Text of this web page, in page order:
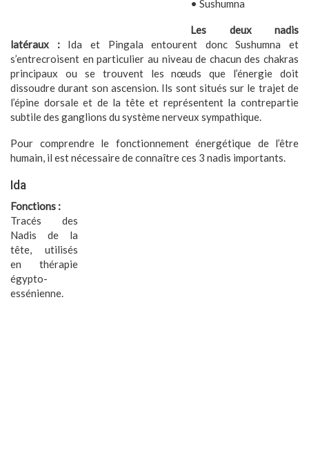
• Sushumna
Les deux nadis
latéraux :Ida et Pingala entourent donc Sushumna et
s’entrecroisent en particulier au niveau de chacun des chakras
principaux ou se trouvent les nœuds que l’énergie doit
dissoudre durant son ascension. Ils sont situés sur le trajet de
l’épine dorsale et de la tête et représentent la contrepartie
subtile des ganglions du système nerveux sympathique.
Pour comprendre le fonctionnement énergétique de l’être
humain, il est nécessaire de connaître ces 3 nadis importants.
Ida
Fonctions :
Tracés des
Nadis de la
tête, utilisés
en thérapie
égypto-
essénienne.